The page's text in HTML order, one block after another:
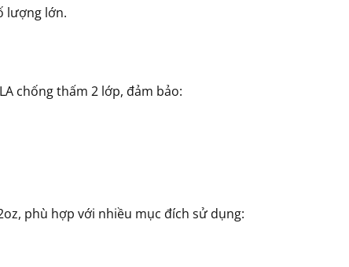
lượng lớn.
chống thấm 2 lớp, đảm bảo:
phù hợp với nhiều mục đích sử dụng: